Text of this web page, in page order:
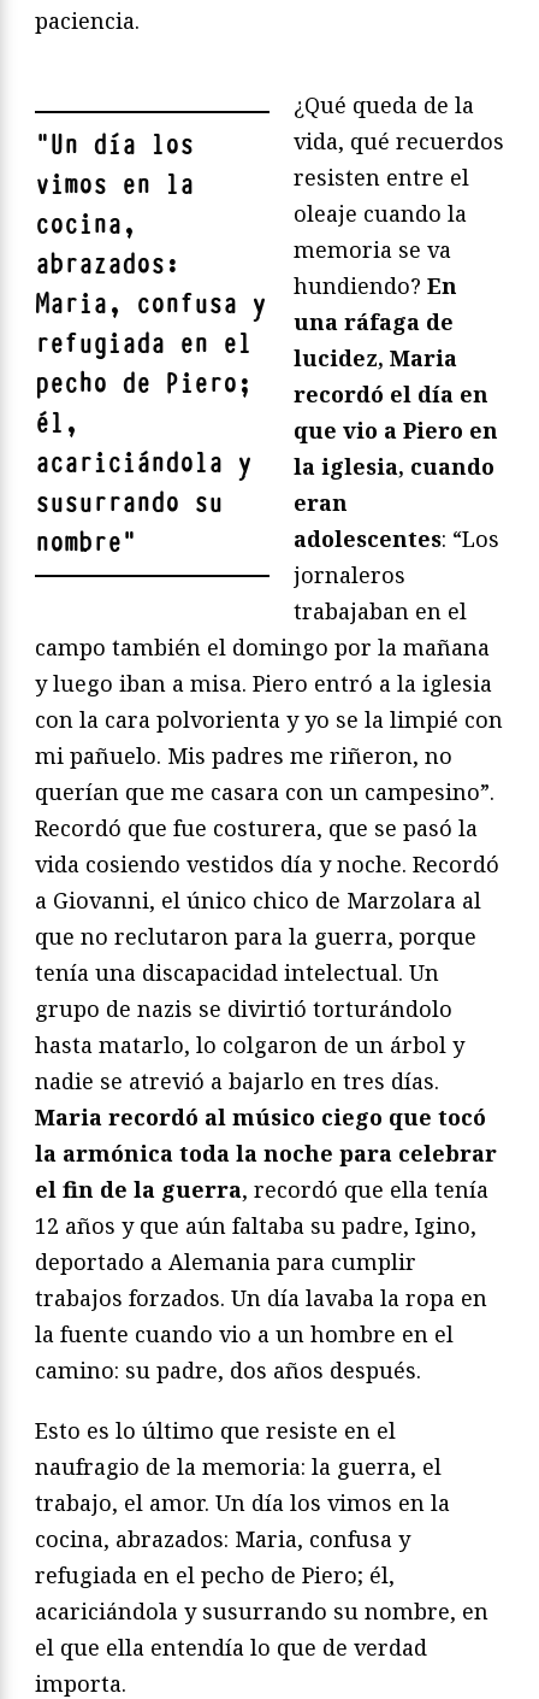
paciencia.
"Un día los
vimos en la
cocina,
abrazados:
Maria, confusa y
refugiada en el
pecho de Piero;
él,
acariciándola y
susurrando su
nombre"
¿Qué queda de la
vida, qué recuerdos
resisten entre el
oleaje cuando la
memoria se va
hundiendo? En
una ráfaga de
lucidez, Maria
recordó el día en
que vio a Piero en
la iglesia, cuando
eran
adolescentes: “Los
jornaleros
trabajaban en el
campo también el domingo por la mañana
y luego iban a misa. Piero entró a la iglesia
con la cara polvorienta y yo se la limpié con
mi pañuelo. Mis padres me riñeron, no
querían que me casara con un campesino”.
Recordó que fue costurera, que se pasó la
vida cosiendo vestidos día y noche. Recordó
a Giovanni, el único chico de Marzolara al
que no reclutaron para la guerra, porque
tenía una discapacidad intelectual. Un
grupo de nazis se divirtió torturándolo
hasta matarlo, lo colgaron de un árbol y
nadie se atrevió a bajarlo en tres días.
Maria recordó al músico ciego que tocó
la armónica toda la noche para celebrar
el fin de la guerra, recordó que ella tenía
12 años y que aún faltaba su padre, Igino,
deportado a Alemania para cumplir
trabajos forzados. Un día lavaba la ropa en
la fuente cuando vio a un hombre en el
camino: su padre, dos años después.
Esto es lo último que resiste en el
naufragio de la memoria: la guerra, el
trabajo, el amor. Un día los vimos en la
cocina, abrazados: Maria, confusa y
refugiada en el pecho de Piero; él,
acariciándola y susurrando su nombre, en
el que ella entendía lo que de verdad
importa.